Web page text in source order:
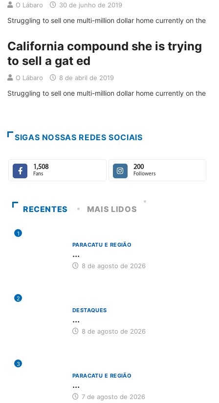
O Lábaro 30 de junho de 2019
Struggling to sell one multi-million dollar home currently on the
California compound she is trying
to sell a gat ed
O Lábaro 8 de abril de 2019
Struggling to sell one multi-million dollar home currently on the
SIGAS NOSSAS REDES SOCIAIS
1,508
Fans
200
Followers
RECENTES MAIS LIDOS
1
PARACATU E REGIÃO
...
8 de agosto de 2026
2
DESTAQUES
...
8 de agosto de 2026
3
PARACATU E REGIÃO
...
7 de agosto de 2026